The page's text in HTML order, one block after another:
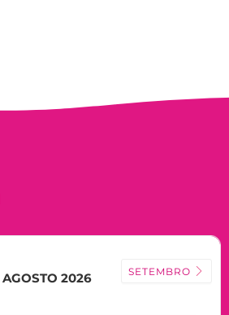
AGOSTO 2026 SETEMBRO